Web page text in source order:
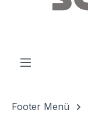
Footer Menü